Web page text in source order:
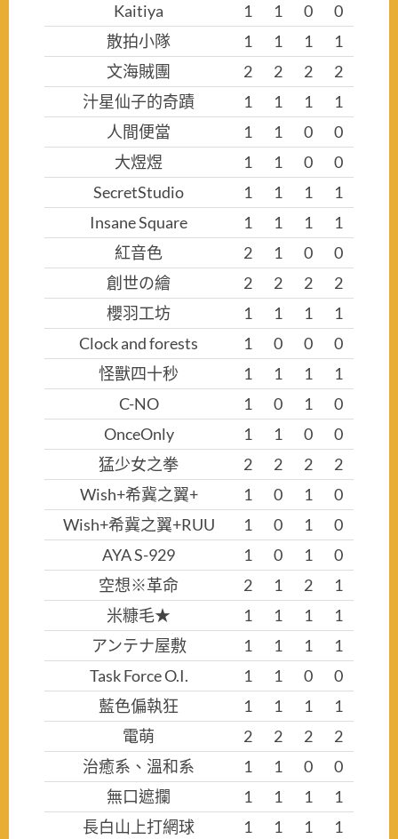
Kaitiya
1 1 0
0
散拍小隊
1 1 1
1
文海賊團
2 2 2
2
汁星仙子的奇蹟
1 1 1
1
人間便當
1 1 0
0
大煜煜
1 1 0
0
SecretStudio
1 1 1
1
Insane Square
1 1 1
1
紅音色
2 1 0
0
創世の繪
2 2 2
2
櫻羽工坊
1 1 1
1
Clock and forests
1 0 0
0
怪獸四十秒
1 1 1
1
C-NO
1 0 1
0
OnceOnly
1 1 0
0
猛少女之拳
2 2 2
2
Wish+希冀之翼+
1 0 1
0
Wish+希冀之翼+RUU
1 0 1
0
AYA S-929
1 0 1
0
空想※革命
2 1 2
1
米糠毛★
1 1 1
1
アンテナ屋敷
1 1 1
1
Task Force O.I.
1 1 0
0
藍色偏執狂
1 1 1
1
電萌
2 2 2
2
治癒系、溫和系
1 1 0
0
無口遮攔
1 1 1
1
長白山上打網球
1 1 1 1